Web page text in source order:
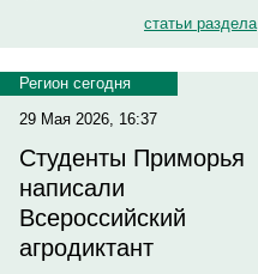
статьи раздела
Регион сегодня
29 Мая 2026, 16:37
Студенты Приморья
написали
Всероссийский
агродиктант